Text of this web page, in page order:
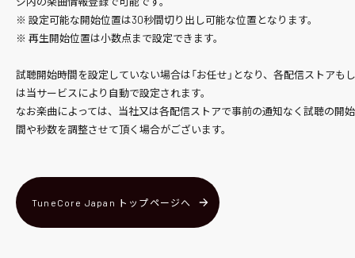
※ 設定可能な開始位置は30秒間切り出し可能な位置となります。
※ 再生開始位置は小数点まで設定できます。
試聴開始時間を設定していない場合は「お任せ」となり、各配信ストアも
は当サービスにより自動で設定されます。
なお楽曲によっては、当社又は各配信ストアで事前の通知なく試聴の開
間や秒数を調整させて頂く場合がございます。
TuneCore Japan トップページへ